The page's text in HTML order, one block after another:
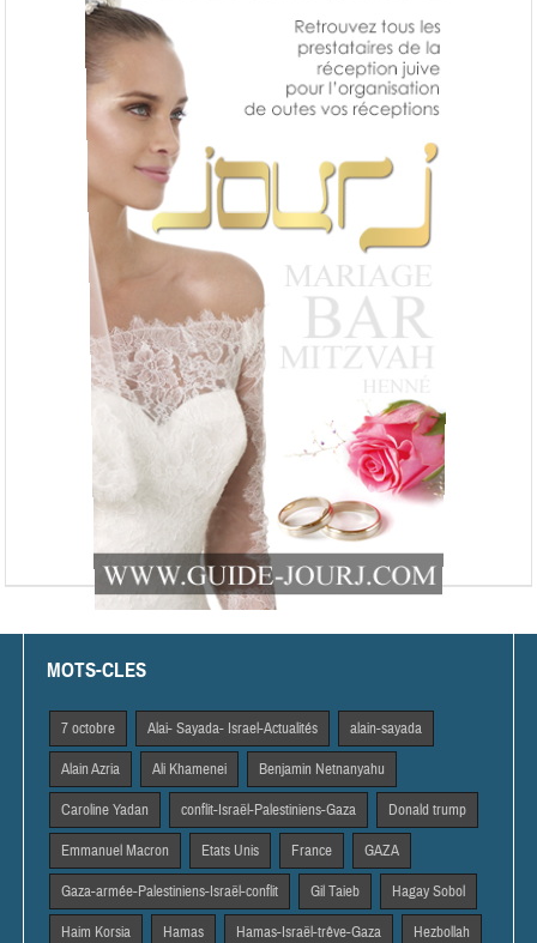
MOTS-CLES
7 octobre Alai- Sayada- Israel-Actualités alain-sayada
Alain Azria Ali Khamenei Benjamin Netnanyahu
Caroline Yadan conflit-Israël-Palestiniens-Gaza Donald trump
Emmanuel Macron Etats Unis France GAZA
Gaza-armée-Palestiniens-Israël-conflit Gil Taieb Hagay Sobol
Haim Korsia Hamas Hamas-Israël-trêve-Gaza Hezbollah